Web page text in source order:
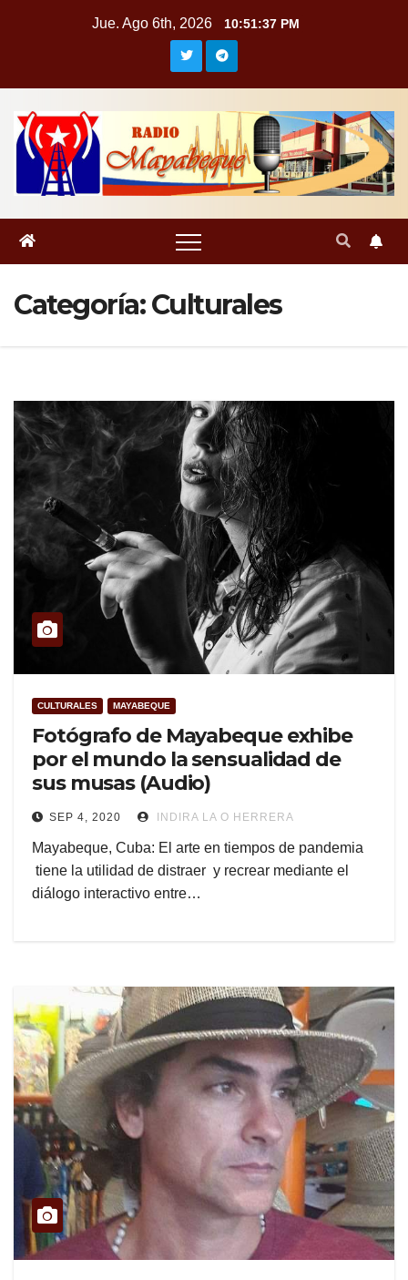
Jue. Ago 6th, 2026 10:51:39 PM
Categoría:Culturales
CULTURALES MAYABEQUE
Fotógrafo de Mayabeque exhibe
por el mundo la sensualidad de
sus musas (Audio)
SEP 4, 2020 INDIRA LA O HERRERA
Mayabeque, Cuba: El arte en tiempos de pandemia
tiene la utilidad de distraer y recrear mediante el
diálogo interactivo entre…